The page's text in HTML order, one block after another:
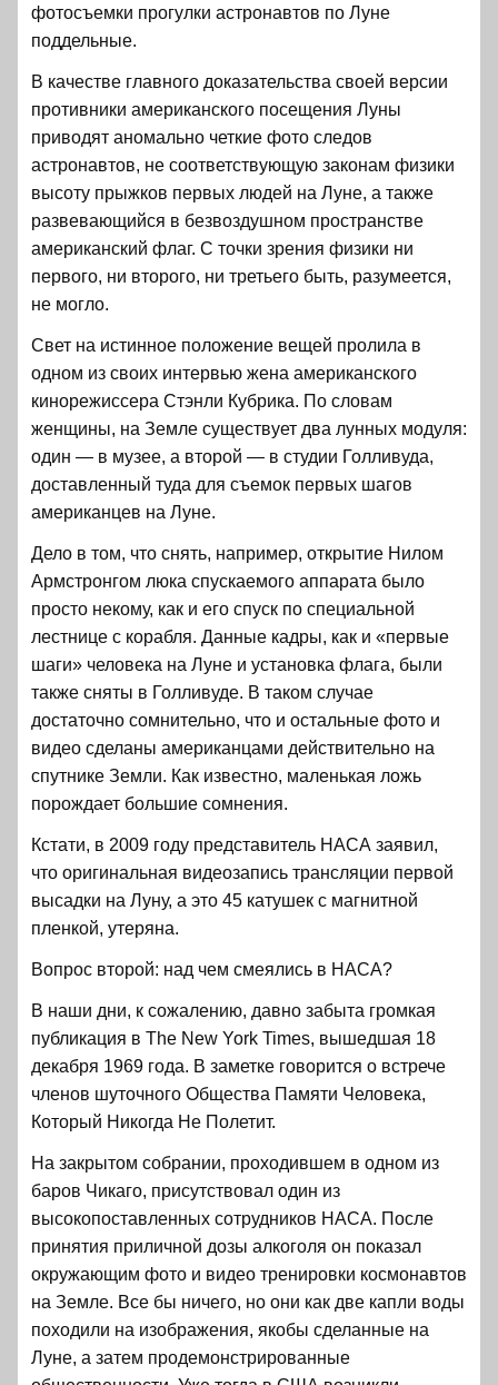
фотосъемки прогулки астронавтов по Луне
поддельные.
В качестве главного доказательства своей версии
противники американского посещения Луны
приводят аномально четкие фото следов
астронавтов, не соответствующую законам физики
высоту прыжков первых людей на Луне, а также
развевающийся в безвоздушном пространстве
американский флаг. С точки зрения физики ни
первого, ни второго, ни третьего быть, разумеется,
не могло.
Свет на истинное положение вещей пролила в
одном из своих интервью жена американского
кинорежиссера Стэнли Кубрика. По словам
женщины, на Земле существует два лунных модуля:
один — в музее, а второй — в студии Голливуда,
доставленный туда для съемок первых шагов
американцев на Луне.
Дело в том, что снять, например, открытие Нилом
Армстронгом люка спускаемого аппарата было
просто некому, как и его спуск по специальной
лестнице с корабля. Данные кадры, как и «первые
шаги» человека на Луне и установка флага, были
также сняты в Голливуде. В таком случае
достаточно сомнительно, что и остальные фото и
видео сделаны американцами действительно на
спутнике Земли. Как известно, маленькая ложь
порождает большие сомнения.
Кстати, в 2009 году представитель НАСА заявил,
что оригинальная видеозапись трансляции первой
высадки на Луну, а это 45 катушек с магнитной
пленкой, утеряна.
Вопрос второй: над чем смеялись в НАСА?
В наши дни, к сожалению, давно забыта громкая
публикация в The New York Times, вышедшая 18
декабря 1969 года. В заметке говорится о встрече
членов шуточного Общества Памяти Человека,
Который Никогда Не Полетит.
На закрытом собрании, проходившем в одном из
баров Чикаго, присутствовал один из
высокопоставленных сотрудников НАСА. После
принятия приличной дозы алкоголя он показал
окружающим фото и видео тренировки космонавтов
на Земле. Все бы ничего, но они как две капли воды
походили на изображения, якобы сделанные на
Луне, а затем продемонстрированные